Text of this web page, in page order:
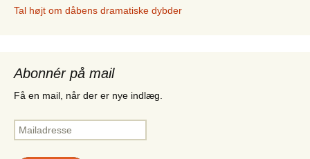
Tal højt om dåbens dramatiske dybder
Abonnér på mail
Få en mail, når der er nye indlæg.
Mailadresse